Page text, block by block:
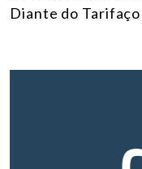
Diante do Tarifaço